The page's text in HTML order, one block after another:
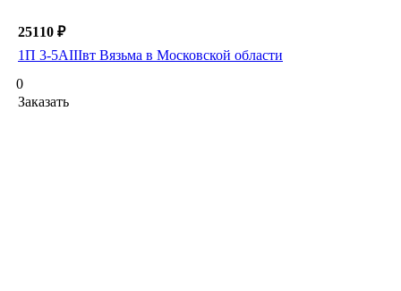
25110 ₽
1П 3-5АIIIвт Вязьма в Московской области
0
Заказать